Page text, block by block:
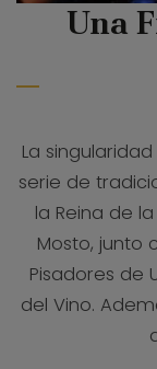
Una
La
serie de
la Reina de
Mosto, junto
Pisadores de
del Vino.